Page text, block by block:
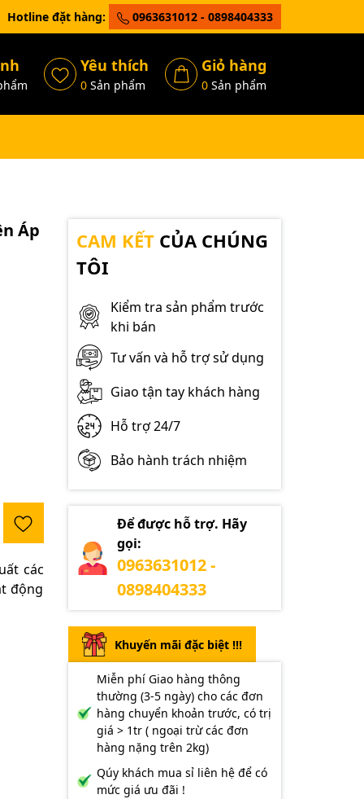
Hotline đặt hàng: 0963631012 - 0898404333
Yêu thích
0Sản phẩm
Giỏ hàng
0Sản phẩm
Áp
các
động
CAM KẾTCỦA CHÚNG
TÔI
Kiểm tra sản phẩm trước
khi bán
Tư vấn và hỗ trợ sử dụng
Giao tận tay khách hàng
Hỗ trợ 24/7
Bảo hành trách nhiệm
Để được hỗ trợ. Hãy
gọi:
0963631012 -
0898404333
Khuyến mãi đặc biệt !!!
Miễn phí Giao hàng thông
thường (3-5 ngày) cho các đơn
hàng chuyển khoản trước, có trị
giá > 1tr ( ngoại trừ các đơn
hàng nặng trên 2kg)
Qúy khách mua sỉ liên hệ để có
mức giá ưu đãi !